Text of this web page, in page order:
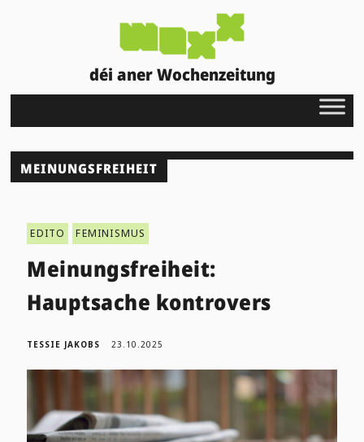
déi aner Wochenzeitung
MEINUNGSFREIHEIT
EDITO FEMINISMUS
Meinungsfreiheit:
Hauptsache kontrovers
TESSIE JAKOBS 23.10.2025